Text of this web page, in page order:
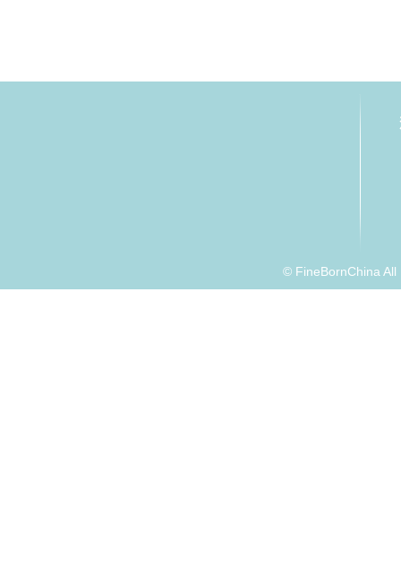
© FineBornChina